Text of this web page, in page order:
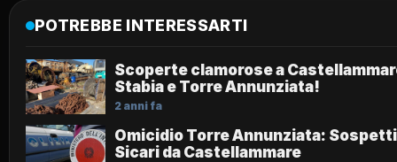
POTREBBE INTERESSARTI
Scoperte clamorose a
Stabia e Torre Annunziata!
2 anni fa
Omicidio Torre Annunziata:
Sicari da Castellammare